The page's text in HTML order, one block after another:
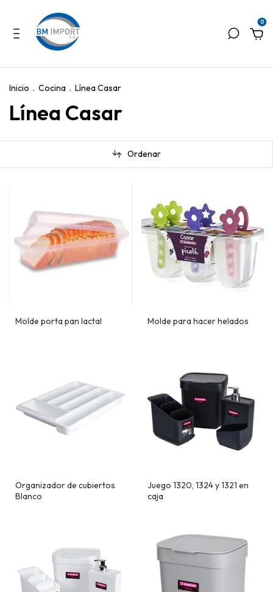
0
Inicio . Cocina . Línea Casar
Línea Casar
Ordenar
Molde porta pan lactal Molde para hacer helados
Organizador de cubiertos
Blanco
Juego 1320, 1324 y 1321 en
caja